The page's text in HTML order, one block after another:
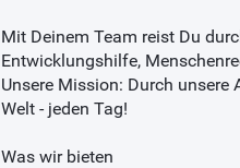
Mit Deinem Team reist Du
Entwicklungshilfe,
Unsere Mission: Durch
Welt - jeden Tag!
Was wir bieten